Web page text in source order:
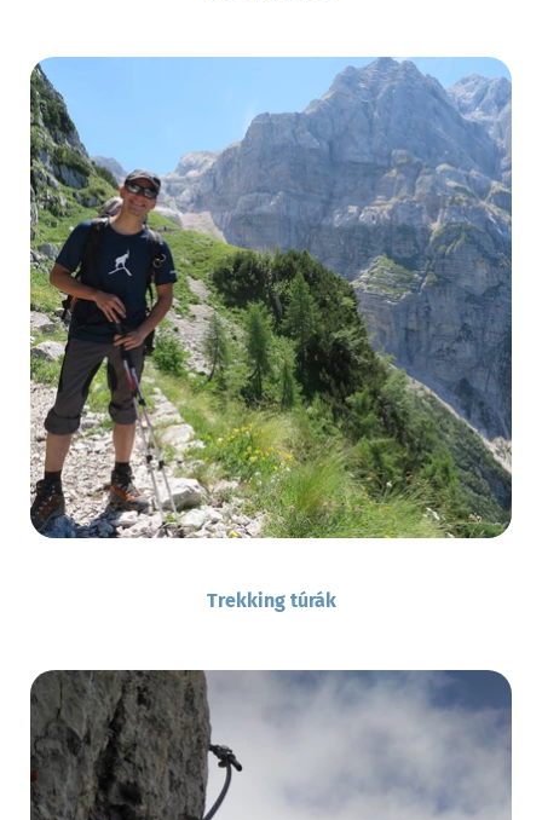
Trekking túrák